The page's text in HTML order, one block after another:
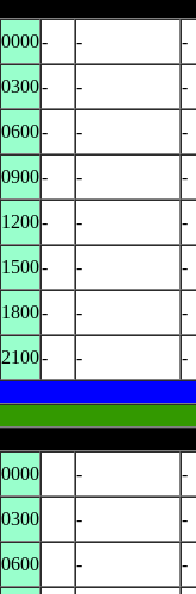
0000- - -
0300- - -
0600- - -
0900- - -
1200- - -
1500- - -
1800- - -
2100- -
-
0000 - -
0300 - -
0600 - -